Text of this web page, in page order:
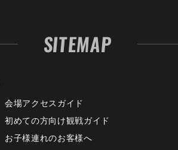
SITEMAP
会場アクセスガイド
初めての方向け観戦ガイド
お子様連れのお客様へ